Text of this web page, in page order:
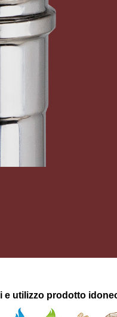
e utilizzo prodotto